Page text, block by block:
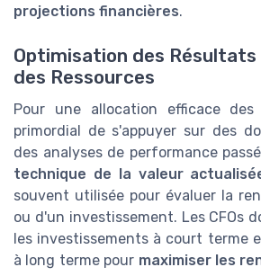
projections financières.
Optimisation des
des Ressources
Pour une allocation efficace
primordial de s'appuyer sur des
des analyses de performance
technique de la valeur
souvent utilisée pour évaluer la
ou d'un investissement. Les CFOs
les investissements à court terme
à long terme pour maximiser les